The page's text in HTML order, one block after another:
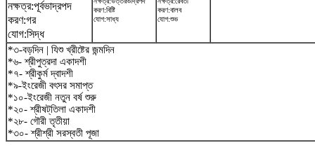
নক্ষত্র:পূর্বভাদ্রপদ
করণ:গর
যোগ:সিদ্ধ
করণ:বিষ্টি
যোগ:সাধ্য
করণ:বালব
যোগ:শুভ
*৩-বড়দিন | যিশু খ্রীষ্টের জন্মদিন
*৬- শ্রীপুত্রদা একাদশী
*৭- শ্রীকুর্ম দ্বাদশী
*৯-ইংরেজী বৎসর সমাপ্ত
*১০-ইংরেজী নতুন বর্ষ শুরু
*২০- শ্রীষট্‌তিলা একাদশী
*২৮- গৌরী তৃতীয়া
*৩০- শ্রীশ্রী সরস্বতী পূজা